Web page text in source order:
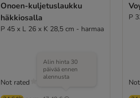
Onoen-kuljetuslaukku
häkkiosalla
P 45 x L 26 x K 28,5 cm - harmaa
Alin hinta 30
päivää ennen
alennusta
Not rated
P